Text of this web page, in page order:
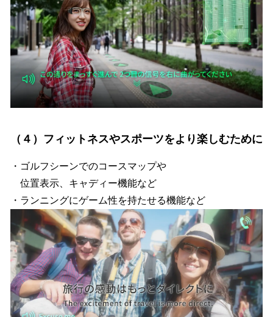
（４）フィットネスやスポーツをより楽しむために
・ゴルフシーンでのコースマップや
位置表示、キャディー機能など
・ランニングにゲーム性を持たせる機能など